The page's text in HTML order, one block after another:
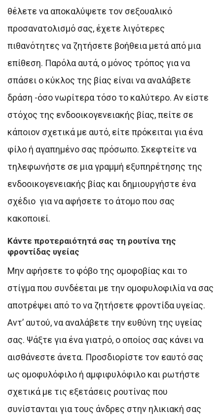
θέλετε να αποκαλύψετε τον σεξουαλικό
προσανατολισμό σας, έχετε λιγότερες
πιθανότητες να ζητήσετε βοήθεια μετά από μια
επίθεση. Παρόλα αυτά, ο μόνος τρόπος για να
σπάσει ο κύκλος της βίας είναι να αναλάβετε
δράση -όσο νωρίτερα τόσο το καλύτερο. Αν είστε
στόχος της ενδοοικογενειακής βίας, πείτε σε
κάποιον σχετικά με αυτό, είτε πρόκειται για ένα
φίλο ή αγαπημένο σας πρόσωπο. Σκεφτείτε να
τηλεφωνήστε σε μια γραμμή εξυπηρέτησης της
ενδοοικογενειακής βίας και δημιουργήστε ένα
σχέδιο για να αφήσετε το άτομο που σας
κακοποιεί.
Κάντε προτεραιότητά σας τη ρουτίνα της
φροντίδας υγείας
Μην αφήσετε το φόβο της ομοφοβίας και το
στίγμα που συνδέεται με την ομοφυλοφιλία να σας
αποτρέψει από το να ζητήσετε φροντίδα υγείας.
Αντ’ αυτού, να αναλάβετε την ευθύνη της υγείας
σας. Ψάξτε για ένα γιατρό, ο οποίος σας κάνει να
αισθάνεστε άνετα. Προσδιορίστε τον εαυτό σας
ως ομοφυλόφιλο ή αμφιφυλόφιλο και ρωτήστε
σχετικά με τις εξετάσεις ρουτίνας που
συνίστανται για τους άνδρες στην ηλικιακή σας